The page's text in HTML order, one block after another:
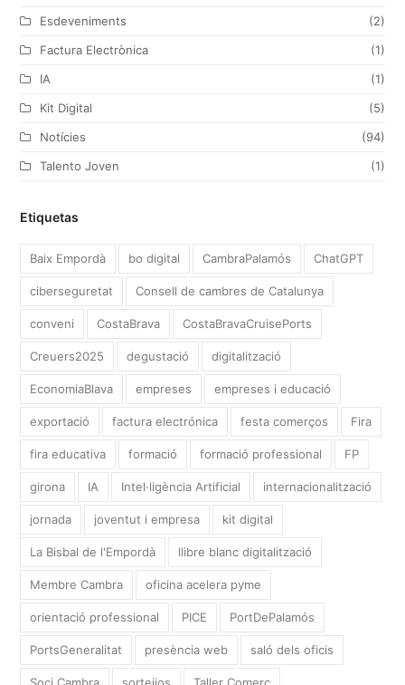
Esdeveniments
(2)
Factura Electrònica
(1)
IA
(1)
Kit Digital
(5)
Notícies
(94)
Talento Joven
(1)
Etiquetas
Baix Empordà bo digital CambraPalamós ChatGPT
ciberseguretat Consell de cambres de Catalunya
conveni CostaBrava CostaBravaCruisePorts
Creuers2025 degustació digitalització
EconomiaBlava empreses empreses i educació
exportació factura electrónica festa comerços Fira
fira educativa formació formació professional FP
girona IA Intel·ligència Artificial internacionalització
jornada joventut i empresa kit digital
La Bisbal de l'Empordà llibre blanc digitalització
Membre Cambra oficina acelera pyme
orientació professional PICE PortDePalamós
PortsGeneralitat presència web saló dels oficis